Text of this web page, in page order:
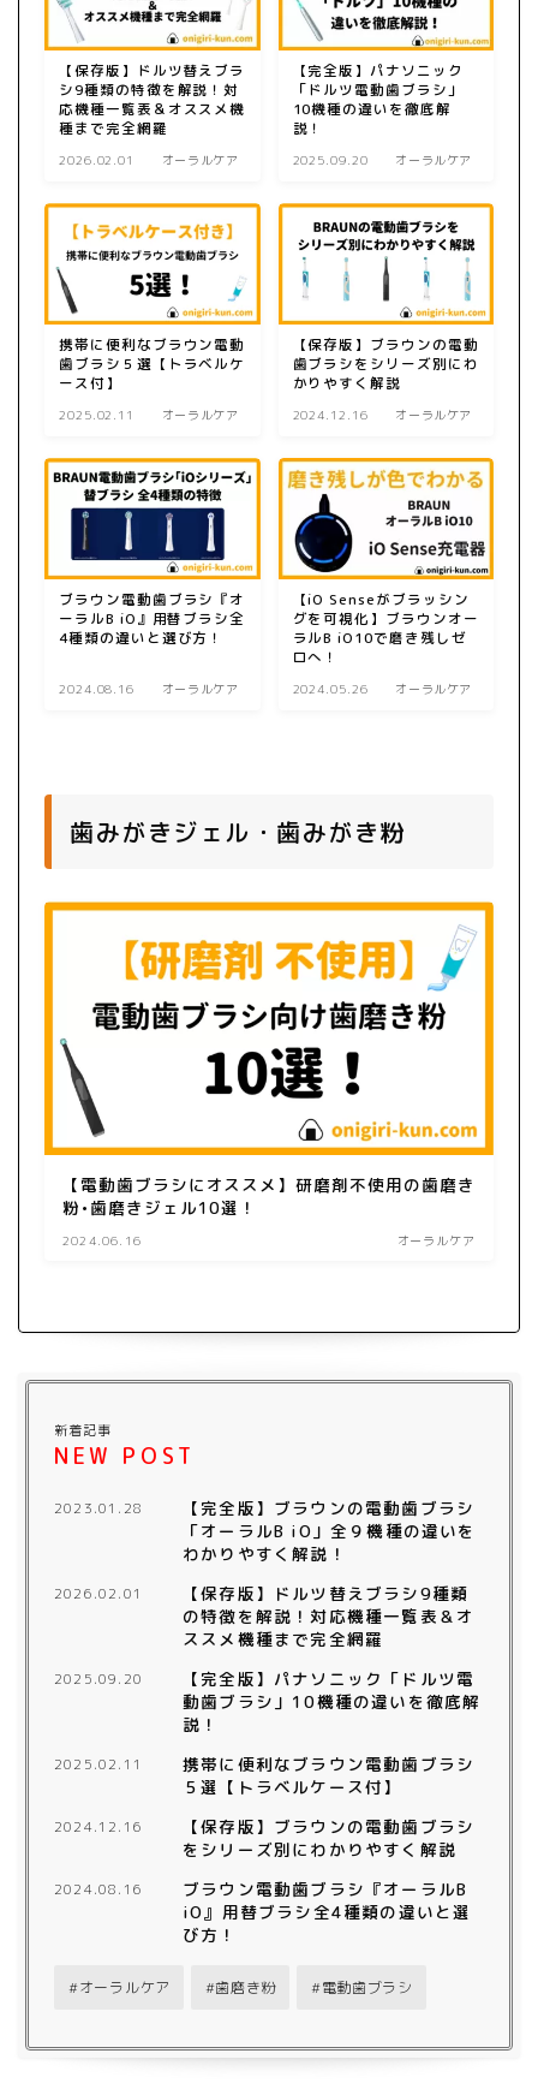
【保存版】ドルツ替えブラ
シ9種類の特徴を解説！対
応機種一覧表＆オススメ機
種まで完全網羅
2026.02.01 オーラルケア
【完全版】パナソニック
「ドルツ電動歯ブラシ」
10機種の違いを徹底解
説！
2025.09.20 オーラルケア
携帯に便利なブラウン電動
歯ブラシ５選【トラベルケ
ース付】
2025.02.11 オーラルケア
【保存版】ブラウンの電動
歯ブラシをシリーズ別にわ
かりやすく解説
2024.12.16 オーラルケア
ブラウン電動歯ブラシ『オ
ーラルB iO』用替ブラシ全
4種類の違いと選び方！
2024.08.16 オーラルケア
【iO Senseがブラッシン
グを可視化】ブラウンオー
ラルB iO10で磨き残しゼ
ロへ！
2024.05.26 オーラルケア
歯みがきジェル・歯みがき粉
【電動歯ブラシにオススメ】研磨剤不使用の歯磨き
粉•歯磨きジェル10選！
2024.06.16 オーラルケア
新着記事
NEW POST
【完全版】ブラウンの電動歯ブラシ
「オーラルB iO」全９機種の違いを
わかりやすく解説！
2023.01.28
【保存版】ドルツ替えブラシ9種類
の特徴を解説！対応機種一覧表＆オ
ススメ機種まで完全網羅
2026.02.01
【完全版】パナソニック「ドルツ電
動歯ブラシ」10機種の違いを徹底解
説！
2025.09.20
携帯に便利なブラウン電動歯ブラシ
５選【トラベルケース付】
2025.02.11
【保存版】ブラウンの電動歯ブラシ
をシリーズ別にわかりやすく解説
2024.12.16
ブラウン電動歯ブラシ『オーラルB
iO』用替ブラシ全4種類の違いと選
び方！
2024.08.16
オーラルケア 歯磨き粉 電動歯ブラシ